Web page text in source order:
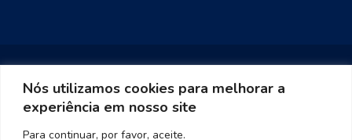
Nós utilizamos cookies para melhorar a
experiência em nosso site
Para continuar, por favor, aceite.